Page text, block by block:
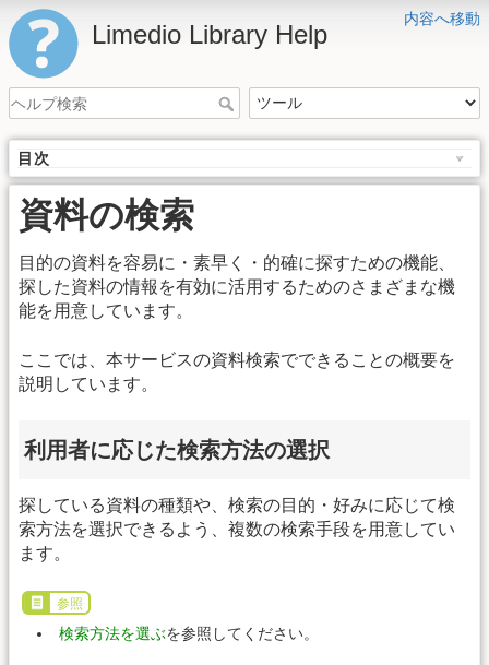
内容へ移動
Limedio Library Help
目次
資料の検索
目的の資料を容易に・素早く・的確に探すための機能、
探した資料の情報を有効に活用するためのさまざまな機
能を用意しています。
ここでは、本サービスの資料検索でできることの概要を
説明しています。
利用者に応じた検索方法の選択
探している資料の種類や、検索の目的・好みに応じて検
索方法を選択できるよう、複数の検索手段を用意してい
ます。
参照
検索方法を選ぶを参照してください。